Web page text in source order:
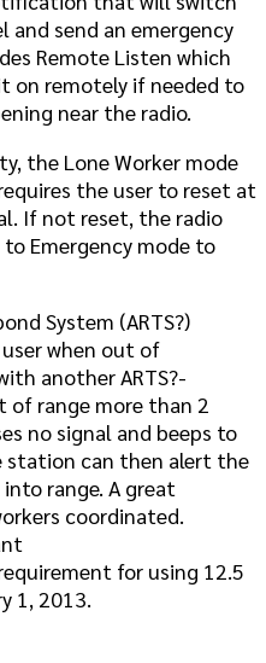
and send an emergency
Remote Listen which
on remotely if needed to
near the radio.
the Lone Worker mode
the user to reset at
If not reset, the radio
Emergency mode to
System (ARTS?)
when out of
another ARTS?-
range more than 2
no signal and beeps to
station can then alert the
range. A great
coordinated.
for using 12.5
1, 2013.